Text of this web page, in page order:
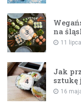
3
na
11
4
Jak
sztukę
16